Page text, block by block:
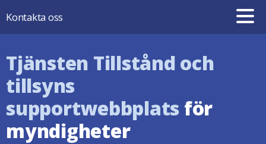
Kontakta oss
Tjänsten Tillstånd och
tillsyns
supportwebbplats för
myndigheter